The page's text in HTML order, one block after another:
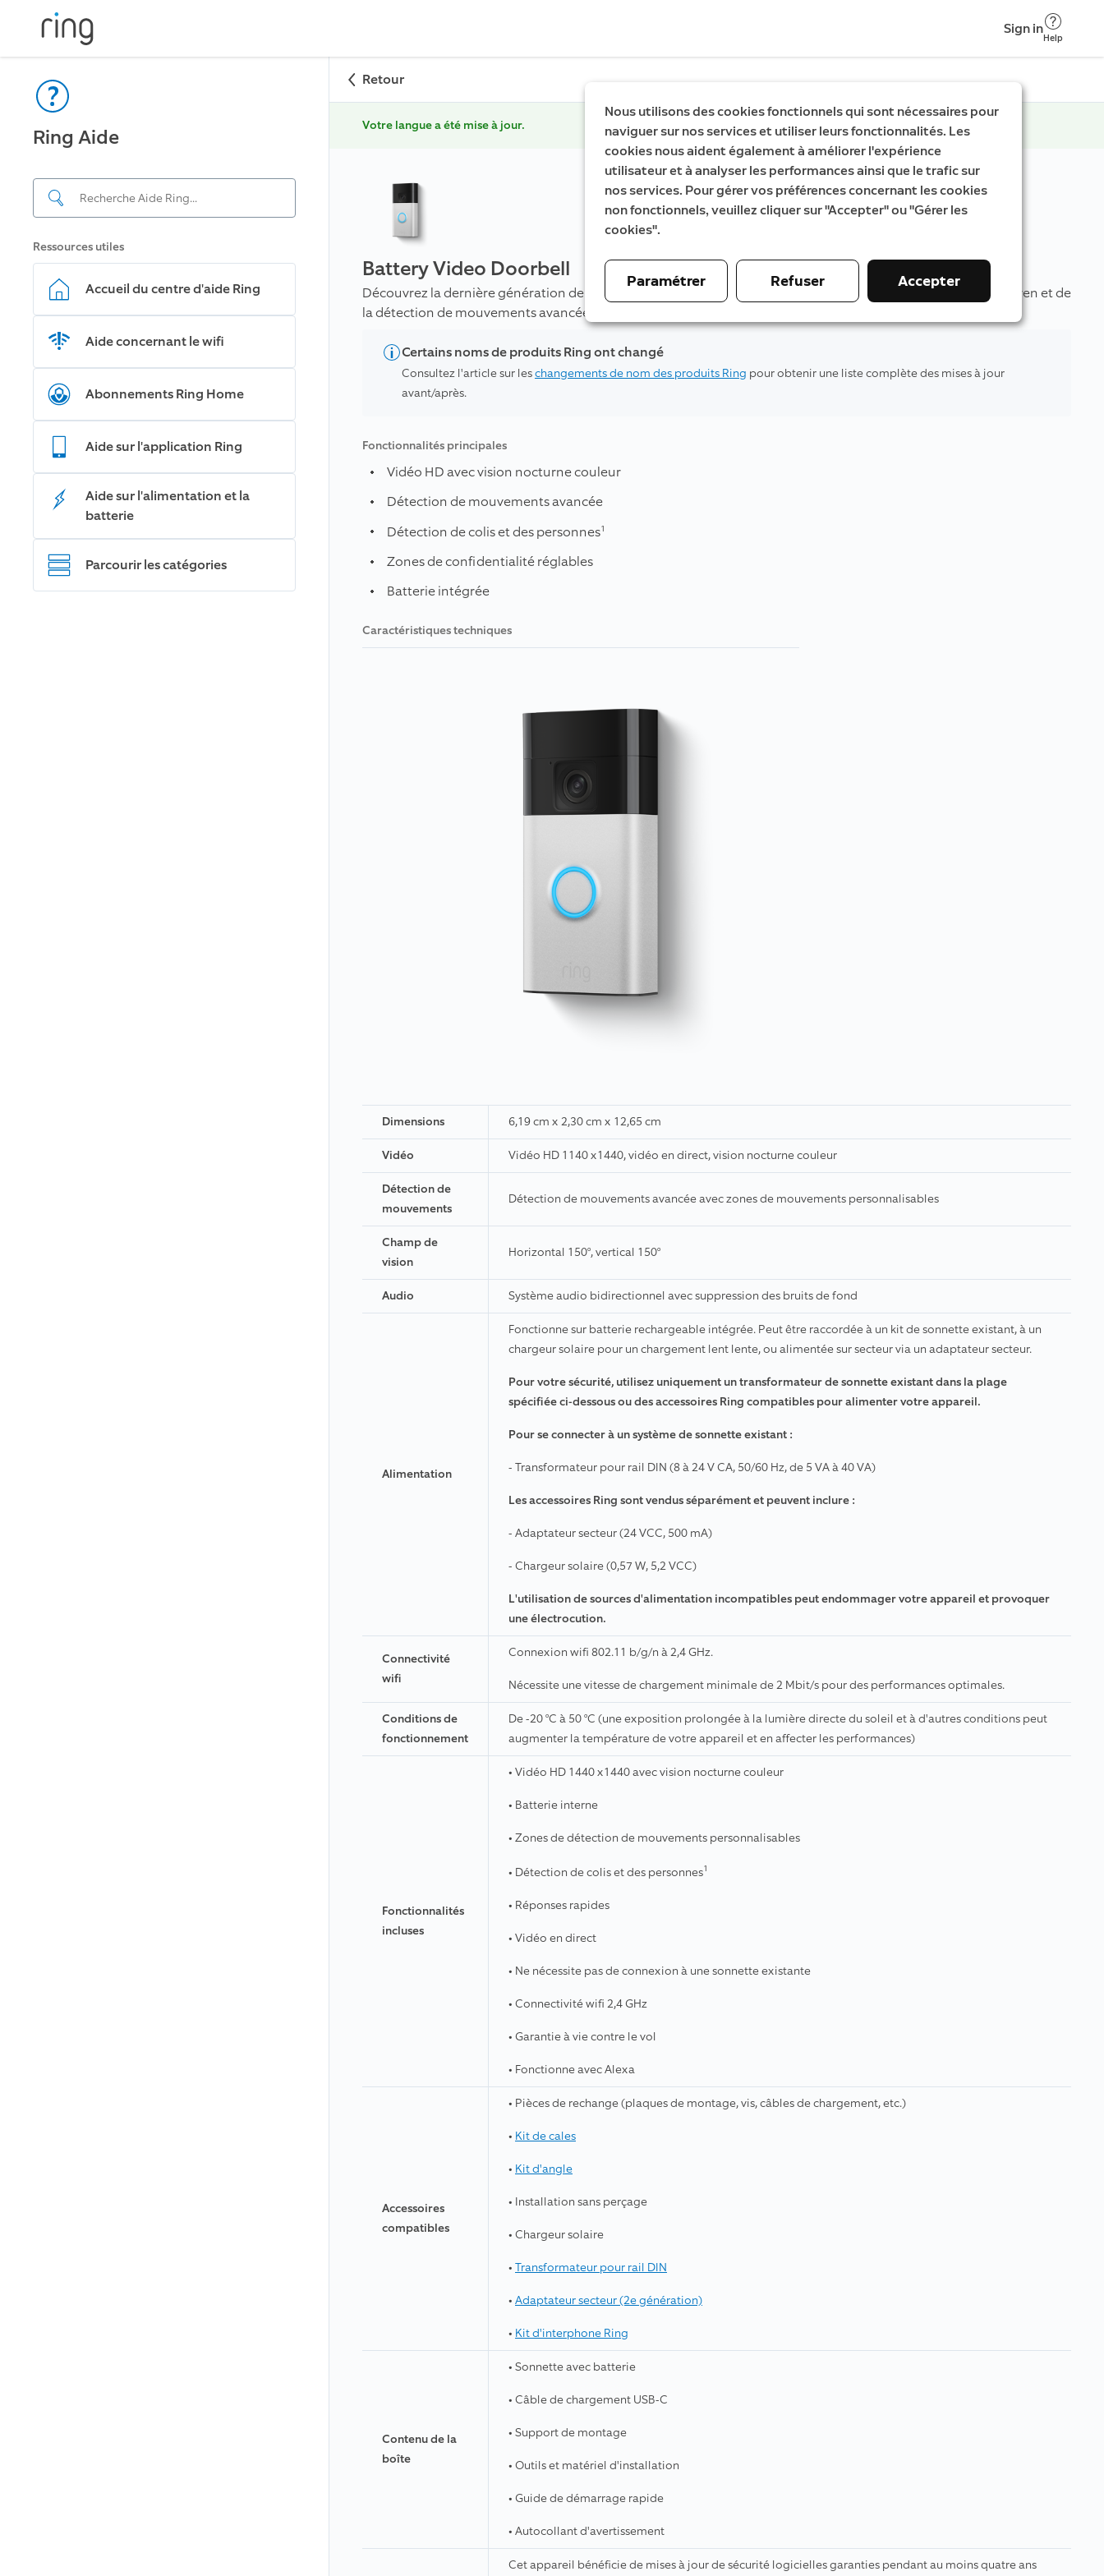
Sign in
Help
Ring Aide
Ressources utiles
Accueil du centre d'aide Ring
Aide concernant le wifi
Abonnements Ring Home
Aide sur l'application Ring
Aide sur l'alimentation et la
batterie
Parcourir les catégories
Retour
Votre langue a été mise à jour.
Battery Video Doorbell
Découvrez la dernière génération de notre sonnette vidéo d'origine, désormais dotée de la vidéo en plan moyen et de
la détection de mouvements avancée.
Certains noms de produits Ring ont changé
Consultez l'article sur leschangements de nom des produits Ring pour obtenir une liste complète des mises à jour
avant/après.
Fonctionnalités principales
Vidéo HD avec vision nocturne couleur
Détection de mouvements avancée
Détection de colis et des personnes1
Zones de confidentialité réglables
Batterie intégrée
Caractéristiques techniques
Dimensions 6,19 cm x 2,30 cm x 12,65 cm
Vidéo Vidéo HD 1140 x1440, vidéo en direct, vision nocturne couleur
Détection de
mouvements
Détection de mouvements avancée avec zones de mouvements personnalisables
Champ de
vision
Horizontal 150°, vertical 150°
Audio Système audio bidirectionnel avec suppression des bruits de fond
Alimentation
Fonctionne sur batterie rechargeable intégrée. Peut être raccordée à un kit de sonnette existant, à un
chargeur solaire pour un chargement lent lente, ou alimentée sur secteur via un adaptateur secteur.
Pour votre sécurité, utilisez uniquement un transformateur de sonnette existant dans la plage
spécifiée ci-dessous ou des accessoires Ring compatibles pour alimenter votre appareil.
Pour se connecter à un système de sonnette existant :
- Transformateur pour rail DIN (8 à 24 V CA, 50/60 Hz, de 5 VA à 40 VA)
Les accessoires Ring sont vendus séparément et peuvent inclure :
- Adaptateur secteur (24 VCC, 500 mA)
- Chargeur solaire (0,57 W, 5,2 VCC)
L'utilisation de sources d'alimentation incompatibles peut endommager votre appareil et provoquer
une électrocution.
Connectivité
wifi
Connexion wifi 802.11 b/g/n à 2,4 GHz.
Nécessite une vitesse de chargement minimale de 2 Mbit/s pour des performances optimales.
Conditions de
fonctionnement
De -20 °C à 50 °C (une exposition prolongée à la lumière directe du soleil et à d'autres conditions peut
augmenter la température de votre appareil et en affecter les performances)
Fonctionnalités
incluses
• Vidéo HD 1440 x1440 avec vision nocturne couleur
• Batterie interne
• Zones de détection de mouvements personnalisables
• Détection de colis et des personnes1
• Réponses rapides
• Vidéo en direct
• Ne nécessite pas de connexion à une sonnette existante
• Connectivité wifi 2,4 GHz
• Garantie à vie contre le vol
• Fonctionne avec Alexa
Accessoires
compatibles
• Pièces de rechange (plaques de montage, vis, câbles de chargement, etc.)
• Kit de cales
• Kit d'angle
• Installation sans perçage
• Chargeur solaire
• Transformateur pour rail DIN
• Adaptateur secteur (2e génération)
• Kit d'interphone Ring
Contenu de la
boîte
• Sonnette avec batterie
• Câble de chargement USB-C
• Support de montage
• Outils et matériel d'installation
• Guide de démarrage rapide
• Autocollant d'avertissement
Cet appareil bénéficie de mises à jour de sécurité logicielles garanties pendant au moins quatre ans
Nous utilisons des cookies fonctionnels qui sont nécessaires pour
naviguer sur nos services et utiliser leurs fonctionnalités. Les
cookies nous aident également à améliorer l'expérience
utilisateur et à analyser les performances ainsi que le trafic sur
nos services. Pour gérer vos préférences concernant les cookies
non fonctionnels, veuillez cliquer sur "Accepter" ou "Gérer les
cookies".
Paramétrer Refuser Accepter